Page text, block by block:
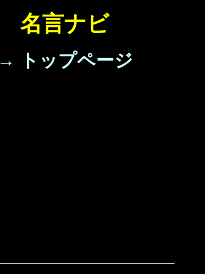
名言ナビ
→ トップページ